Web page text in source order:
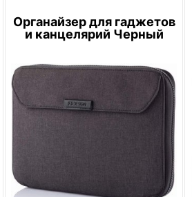
Органайзер для гаджетов
и канцелярий Черный